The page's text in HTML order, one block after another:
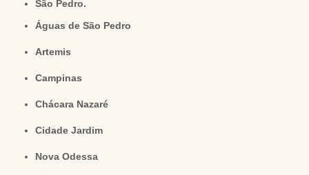
São Pedro.
Águas de São Pedro
Artemis
Campinas
Chácara Nazaré
Cidade Jardim
Nova Odessa